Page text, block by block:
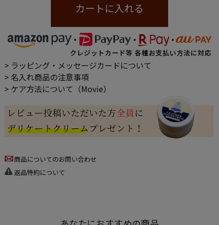
カートに入れる
> ラッピング・メッセージカードについて
> 名入れ商品の注意事項
> ケア方法について（Movie）
商品についてのお問い合わせ
返品特約について